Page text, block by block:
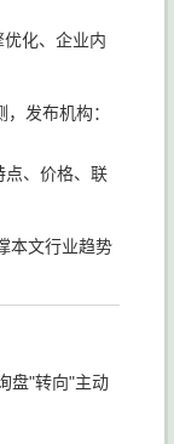
化、企业内
发布机构：
点、价格、联
本文行业趋势
盘"转向"主动